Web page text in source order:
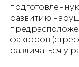
развитию
факторов
различаться у